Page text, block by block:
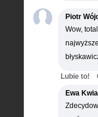
Piotr
Wow,
Lubie to!
Ewa